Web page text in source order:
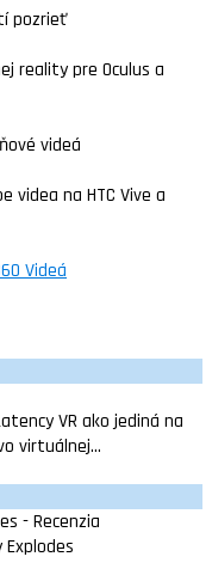
pozrieť
reality pre Oculus a
videá
videa na HTC Vive a
Videá
VR ako jediná na
virtuálnej...